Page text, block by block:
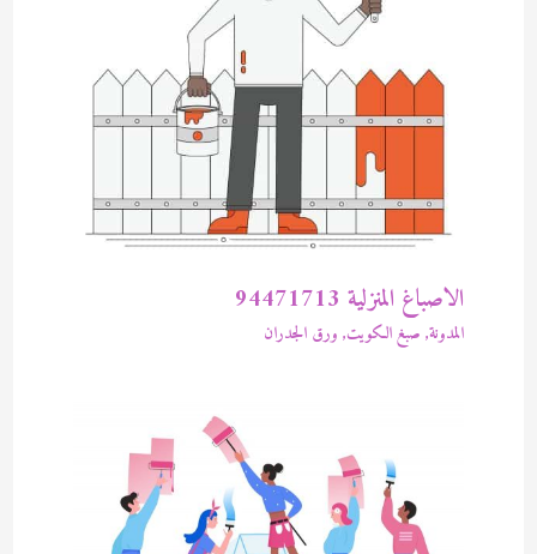
الاصباغ المنزلية 94471713
المدونة, صبغ الكويت, ورق الجدران